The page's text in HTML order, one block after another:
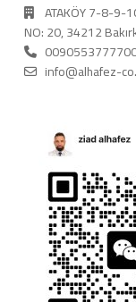
ATAKÖY 7-8-9-
NO: 20, 34212
info@alhafez-